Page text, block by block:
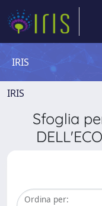
IRIS
IRIS
Sfoglia
Ordina per: